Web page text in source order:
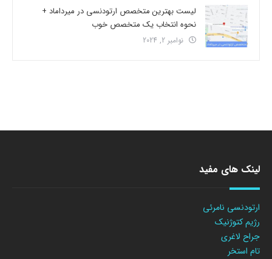
لیست بهترین متخصص ارتودنسی در میرداماد +
نحوه انتخاب یک متخصص خوب
نوامبر 2, 2024
لینک های مفید
ارتودنسی نامرئی
رژیم کتوژنیک
جراح لاغری
تام استخر